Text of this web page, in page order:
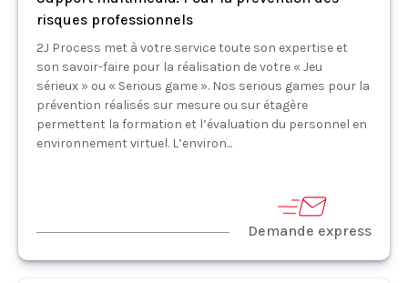
risques professionnels
2J Process met à votre service toute son expertise et
son savoir-faire pour la réalisation de votre « Jeu
sérieux » ou « Serious game ». Nos serious games pour la
prévention réalisés sur mesure ou sur étagère
permettent la formation et l’évaluation du personnel en
environnement virtuel. L’environ...
Demande express